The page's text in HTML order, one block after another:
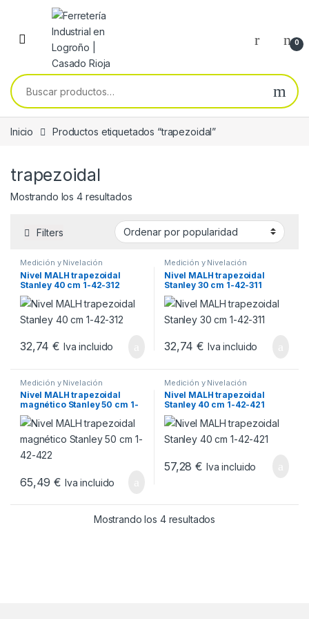
Skip to navigation
Skip to content
0
Buscar por:
Inicio Productos etiquetados “trapezoidal”
trapezoidal
Mostrando los 4 resultadosOrdenado por popularidad
Filters
Medición y Nivelación
Nivel MALH trapezoidal
Stanley 40 cm 1-42-312
32,74€ Iva incluido
Medición y Nivelación
Nivel MALH trapezoidal
Stanley 30 cm 1-42-311
32,74€ Iva incluido
Medición y Nivelación
Nivel MALH trapezoidal
magnético Stanley 50 cm 1-
42-422
65,49€ Iva incluido
Medición y Nivelación
Nivel MALH trapezoidal
Stanley 40 cm 1-42-421
57,28€ Iva incluido
Mostrando los 4 resultados